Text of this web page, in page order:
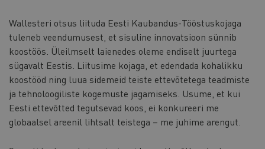
Wallesteri otsus liituda Eesti Kaubandus-Tööstuskojaga
tuleneb veendumusest, et sisuline innovatsioon sünnib
koostöös. Üleilmselt laienedes oleme endiselt juurtega
sügavalt Eestis. Liitusime kojaga, et edendada kohalikku
koostööd ning luua sidemeid teiste ettevõtetega teadmiste
ja tehnoloogiliste kogemuste jagamiseks. Usume, et kui
Eesti ettevõtted tegutsevad koos, ei konkureeri me
globaalsel areenil lihtsalt teistega – me juhime arengut.